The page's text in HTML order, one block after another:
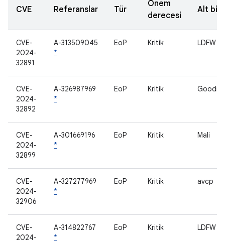
CVE Referanslar Tür
Önem
derecesi
Alt
CVE-
2024-
32891
A-313509045
*
EoP Kritik LDFW
CVE-
2024-
32892
A-326987969
*
EoP Kritik Goodix
CVE-
2024-
32899
A-301669196
*
EoP Kritik Mali
CVE-
2024-
32906
A-327277969
*
EoP Kritik avcp
CVE-
2024-
A-314822767
*
EoP Kritik LDFW